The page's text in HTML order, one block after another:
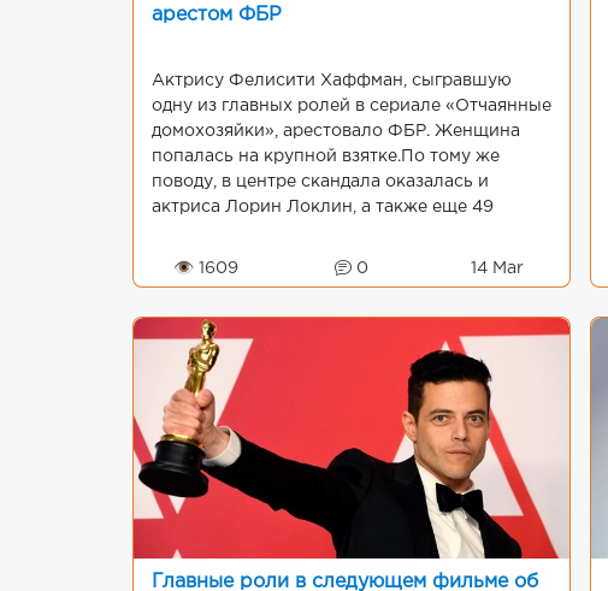
арестом ФБР
Актрису Фелисити Хаффман, сыгравшую
одну из главных ролей в сериале «Отчаянные
домохозяйки», арестовало ФБР. Женщина
попалась на крупной взятке.По тому же
поводу, в центре скандала оказалась и
актриса Лорин Локлин, а также еще 49
жизнью.Вся суматоха связана ...
👁 1609 0 14 Mar
Главные роли в следующем фильме об